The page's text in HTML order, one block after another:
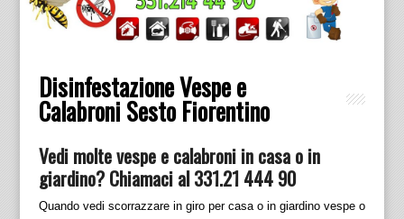
Disinfestazione Vespe e
Calabroni Sesto Fiorentino
Vedi molte vespe e calabroni in casa o in
giardino? Chiamaci al 331.21 444 90
Quando vedi scorrazzare in giro per casa o in giardino vespe o